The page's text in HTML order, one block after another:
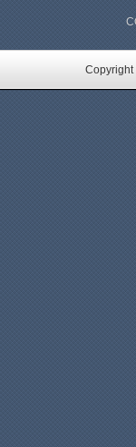
Copyright